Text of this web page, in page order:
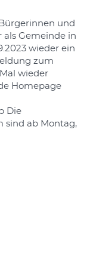
und
als Gemeinde in
wieder ein
zum
wieder
Homepage
Die
sind ab Montag,